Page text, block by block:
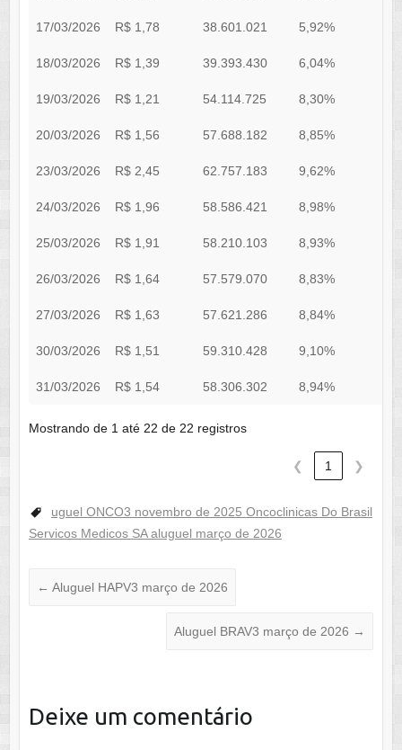
17/03/2026 R$ 1,78 38.601.021 5,92%
18/03/2026 R$ 1,39 39.393.430 6,04%
19/03/2026 R$ 1,21 54.114.725 8,30%
20/03/2026 R$ 1,56 57.688.182 8,85%
23/03/2026 R$ 2,45 62.757.183 9,62%
24/03/2026 R$ 1,96 58.586.421 8,98%
25/03/2026 R$ 1,91 58.210.103 8,93%
26/03/2026 R$ 1,64 57.579.070 8,83%
27/03/2026 R$ 1,63 57.621.286 8,84%
30/03/2026 R$ 1,51 59.310.428 9,10%
31/03/2026 R$ 1,54 58.306.302 8,94%
Mostrando de 1 até 22 de 22 registros
❮ 1 ❯
uguel ONCO3 novembro de 2025 Oncoclinicas Do Brasil
Servicos Medicos SA aluguel março de 2026
← Aluguel HAPV3 março de 2026
Aluguel BRAV3 março de 2026 →
Deixe um comentário